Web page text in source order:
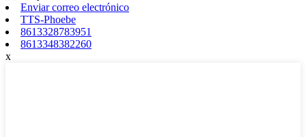
Enviar correo electrónico
TTS-Phoebe
8613328783951
8613348382260
x